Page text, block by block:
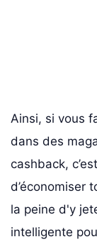
Ainsi, si vous
dans des
cashback,
d’économiser
la peine d'y
intelligente